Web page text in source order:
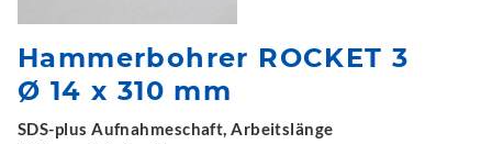
Hammerbohrer ROCKET 3
Ø 14 x 310 mm
SDS-plus Aufnahmeschaft, Arbeitslänge